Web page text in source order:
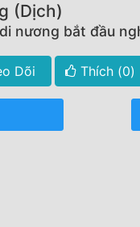
(Dịch)
nương bắt đầu
Dõi Thích (0)